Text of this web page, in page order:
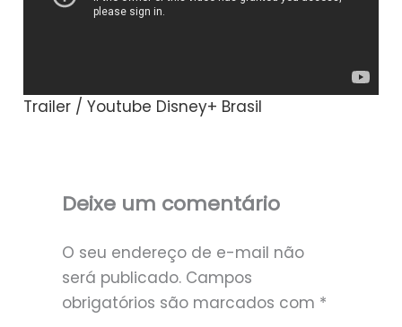
Trailer / Youtube Disney+ Brasil
Deixe um comentário
O seu endereço de e-mail não
será publicado. Campos
obrigatórios são marcados com *